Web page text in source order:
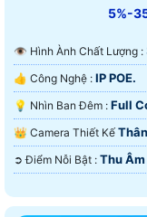
5%-
👁 Hình Ành Chất Lượng :
👍 Công Nghệ : IP POE.
💡 Nhìn Ban Đêm : Full
👑 Camera Thiết Kế
️➲ Điểm Nỗi Bật : Thu Âm